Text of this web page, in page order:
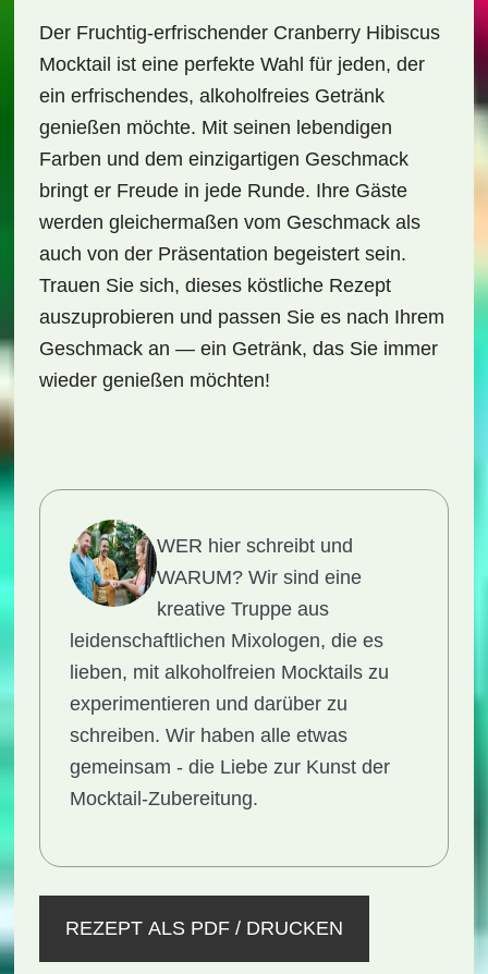
Der Fruchtig-erfrischender Cranberry Hibiscus
Mocktail ist eine perfekte Wahl für jeden, der
ein erfrischendes, alkoholfreies Getränk
genießen möchte. Mit seinen lebendigen
Farben und dem einzigartigen Geschmack
bringt er Freude in jede Runde. Ihre Gäste
werden gleichermaßen vom Geschmack als
auch von der Präsentation begeistert sein.
Trauen Sie sich, dieses köstliche Rezept
auszuprobieren und passen Sie es nach Ihrem
Geschmack an — ein Getränk, das Sie immer
wieder genießen möchten!
WER hier schreibt und
WARUM?Wir sind eine
kreative Truppe aus
leidenschaftlichen Mixologen, die es
lieben, mit alkoholfreien Mocktails zu
experimentieren und darüber zu
schreiben. Wir haben alle etwas
gemeinsam - die Liebe zur Kunst der
Mocktail-Zubereitung.
REZEPT ALS PDF / DRUCKEN